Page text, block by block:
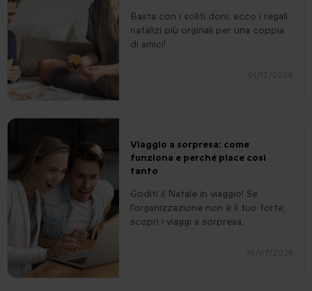
Basta con i soliti doni: ecco i regali
natalizi più orginali per una coppia
di amici!
01/12/2024
Viaggio a sorpresa: come
funziona e perché piace così
tanto
Goditi il Natale in viaggio! Se
l'organizzazione non è il tuo forte,
scopri i viaggi a sorpresa.
10/07/2025